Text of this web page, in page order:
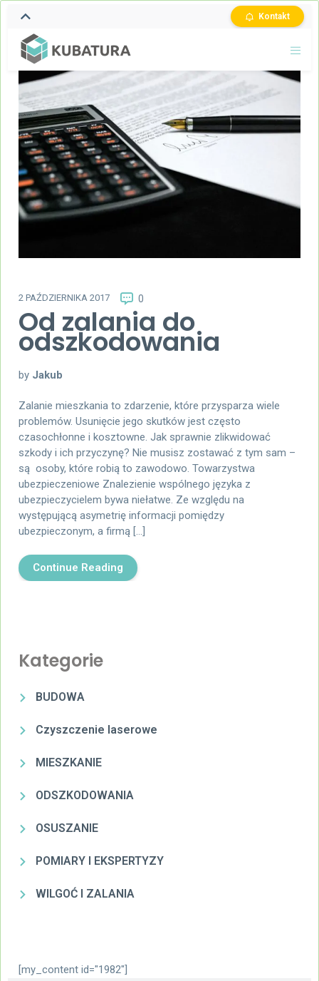
Kontakt
2 PAŹDZIERNIKA 2017 0
Od zalania do
odszkodowania
by Jakub
Zalanie mieszkania to zdarzenie, które przysparza wiele
problemów. Usunięcie jego skutków jest często
czasochłonne i kosztowne. Jak sprawnie zlikwidować
szkody i ich przyczynę? Nie musisz zostawać z tym sam –
są osoby, które robią to zawodowo. Towarzystwa
ubezpieczeniowe Znalezienie wspólnego języka z
ubezpieczycielem bywa niełatwe. Ze względu na
występującą asymetrię informacji pomiędzy
ubezpieczonym, a firmą […]
Continue Reading
Kategorie
BUDOWA
Czyszczenie laserowe
MIESZKANIE
ODSZKODOWANIA
OSUSZANIE
POMIARY I EKSPERTYZY
WILGOĆ I ZALANIA
[my_content id="1982"]